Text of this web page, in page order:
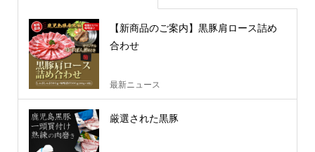
【新商品のご案内】黒豚肩ロース詰め
合わせ
最新ニュース
厳選された黒豚